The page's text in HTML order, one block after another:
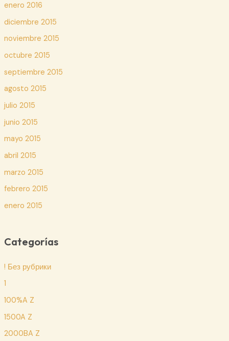
enero 2016
diciembre 2015
noviembre 2015
octubre 2015
septiembre 2015
agosto 2015
julio 2015
junio 2015
mayo 2015
abril 2015
marzo 2015
febrero 2015
enero 2015
Categorías
! Без рубрики
1
100%A Z
1500A Z
2000BA Z